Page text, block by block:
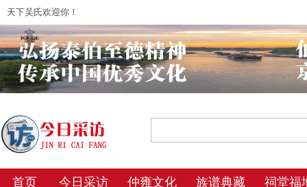
天下吴氏欢迎你！
2026年8月9日 12:48 星期日 农历丙午年(马
首页 今日采访 仲雍文化 族谱典藏 祠堂福